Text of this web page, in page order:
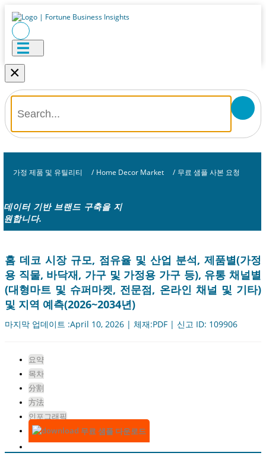
×
가정 제품 및 유틸리티 / Home Decor Market / 무료 샘플 사본 요청
데이터 기반 브랜드 구축을 지
원합니다.
홈 데코 시장 규모, 점유율 및 산업 분석, 제품별(가정
용 직물, 바닥재, 가구 및 가정용 가구 등), 유통 채널별
(대형마트 및 슈퍼마켓, 전문점, 온라인 채널 및 기타)
및 지역 예측(2026~2034년)
마지막 업데이트 :April 10, 2026 | 체재:PDF | 신고 ID: 109906
요약
목차
分割
方法
인포그래픽
무료 샘플 다운로드